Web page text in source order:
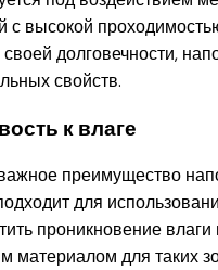
высокой
долговечности,
свойств.
к влаге
преимущество
для
проникновение
материалом для таких